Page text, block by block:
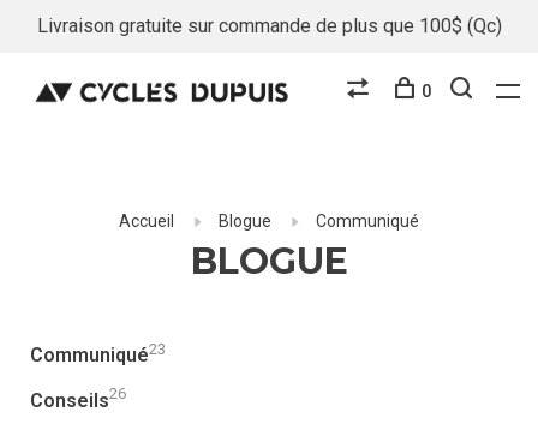
Livraison gratuite sur commande de plus que 100$ (Qc)
0
Accueil Blogue Communiqué
BLOGUE
Communiqué23
Conseils26